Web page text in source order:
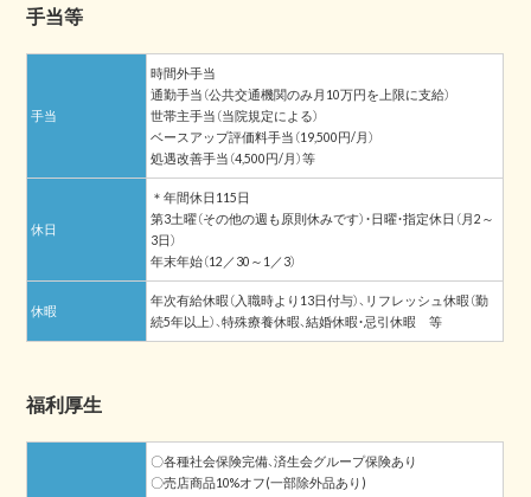
手当等
手当
時間外手当
通勤手当（公共交通機関のみ月10万円を上限に支給）
世帯主手当（当院規定による）
ベースアップ評価料手当（19,500円/月）
処遇改善手当（4,500円/月）等
休日
＊年間休日115日
第3土曜（その他の週も原則休みです）・日曜・指定休日（月2～
3日）
年末年始（12／30～1／3）
休暇
年次有給休暇（入職時より13日付与）、リフレッシュ休暇（勤
続5年以上）、特殊療養休暇、結婚休暇・忌引休暇 等
福利厚生
〇各種社会保険完備、済生会グループ保険あり
〇売店商品10%オフ(一部除外品あり)